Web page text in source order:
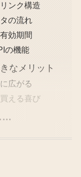
ンク構造
の流れ
効期間
の機能
なメリット
広がる
える喜び